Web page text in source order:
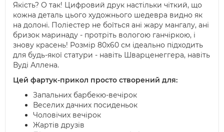
Якість? О так! Цифровий друк настільки чіткий, що
кожна деталь цього художнього шедевра видно як
на долоні. Поліестер не боїться ані жару мангалу, ані
бризок маринаду - протріть вологою ганчіркою, і
знову красень! Розмір 80х60 см ідеально підходить
для будь-якої статури - навіть Шварценеггера, навіть
Вуді Аллена.
Цей фартук-прикол просто створений для:
Запальних барбекю-вечірок
Веселих дачних посиденьок
Чоловічих вечірок
Жартів друзів